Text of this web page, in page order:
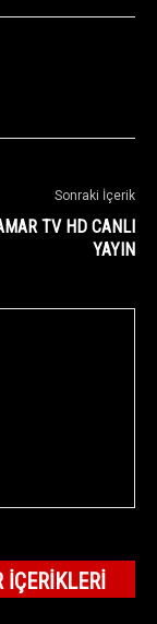
Sonraki İçerik
TV HD CANLI
YAYIN
İÇERIKLERI